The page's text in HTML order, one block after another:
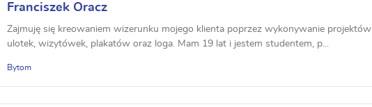
Franciszek Oracz
Zajmuję się kreowaniem wizerunku mojego klienta poprzez wykonywanie projektów
ulotek, wizytówek, plakatów oraz loga. Mam 19 lat i jestem studentem, p...
Bytom